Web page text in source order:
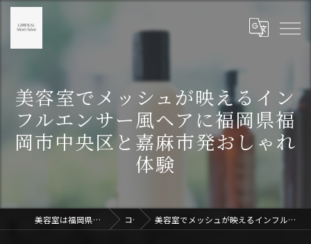
美容室でメッシュが映えるイン
フルエンサー風ヘアに福岡県福
岡市中央区と嘉麻市発おしゃれ
体験
美容室は福岡県天神のLIBERAL Men's Salon天神 コラム 美容室でメッシュが映えるインフルエンサー風ヘアに福岡県福岡市中央区と嘉麻市発おしゃれ体験